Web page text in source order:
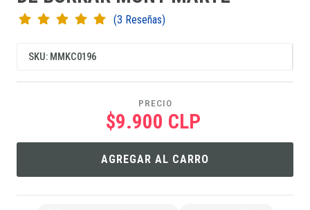
(3 Reseñas)
SKU: MMKC0196
PRECIO
$9.900 CLP
AGREGAR AL CARRO